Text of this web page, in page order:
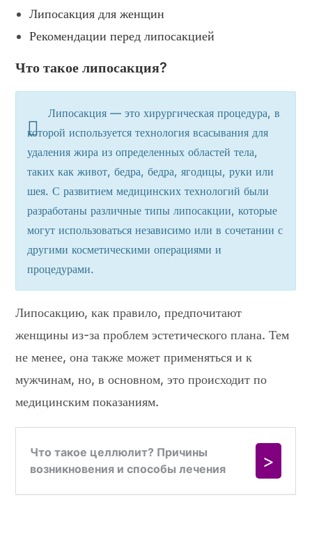
Липосакция для женщин
Рекомендации перед липосакцией
Что такое липосакция?
Липосакция — это хирургическая процедура, в
которой используется технология всасывания для
удаления жира из определенных областей тела,
таких как живот, бедра, бедра, ягодицы, руки или
шея. С развитием медицинских технологий были
разработаны различные типы липосакции, которые
могут использоваться независимо или в сочетании с
другими косметическими операциями и
процедурами.
Липосакцию, как правило, предпочитают
женщины из-за проблем эстетического плана. Тем
не менее, она также может применяться и к
мужчинам, но, в основном, это происходит по
медицинским показаниям.